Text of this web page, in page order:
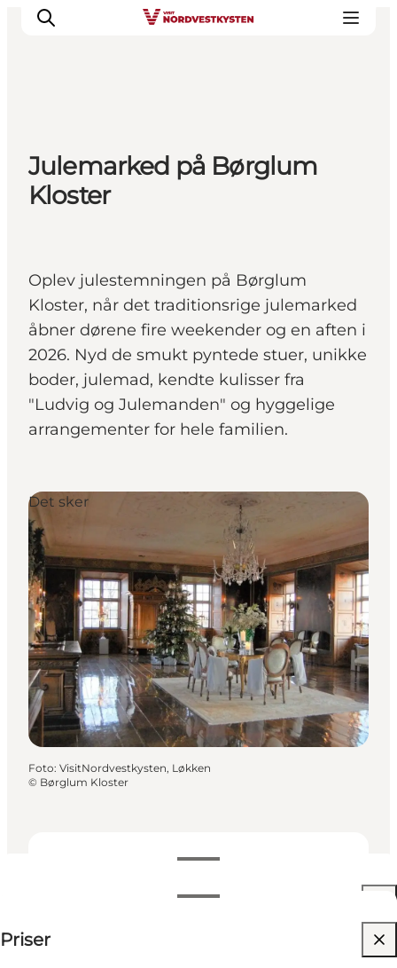
Feriesteder
Inspiration
Handicapvenlig ferie
Planlæg din ferie
Julemarked på Børglum
Kloster
Oplev julestemningen på Børglum
Kloster, når det traditionsrige julemarked
åbner dørene fire weekender og en aften i
2026. Nyd de smukt pyntede stuer, unikke
boder, julemad, kendte kulisser fra
"Ludvig og Julemanden" og hyggelige
arrangementer for hele familien.
20 November
10:00 AM–04:00 PM
Priser
Det sker
Foto: VisitNordvestkysten, Løkken
© Børglum Kloster